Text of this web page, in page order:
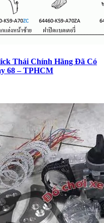
Thái Chính Hãng Đã Có
68 – TPHCM